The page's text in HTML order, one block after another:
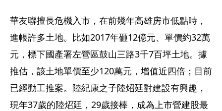
華友聯擅長危機入市，在前幾年高雄房市低點時，
進帳許多土地。比如2017年砸12億元、單價約32萬
元，標下國產署左營區鼓山三路3千7百坪土地。據
推估，該土地單價至少120萬元，增值近四倍；目前
已經動工推案。陸紀康之子陸炤廷對建設有興趣，
現年37歲的陸炤廷，29歲接棒，成為上市營建股最